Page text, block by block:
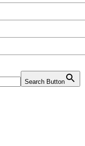
Search Button